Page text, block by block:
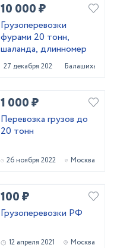
10 000 ₽
Грузоперевозки
фурами 20 тонн,
шаланда, длинномер
27 декабря 2020 Балашиха
1 000 ₽
Перевозка грузов до
20 тонн
26 ноября 2022 Москва
100 ₽
Грузоперевозки РФ
12 апреля 2021 Москва